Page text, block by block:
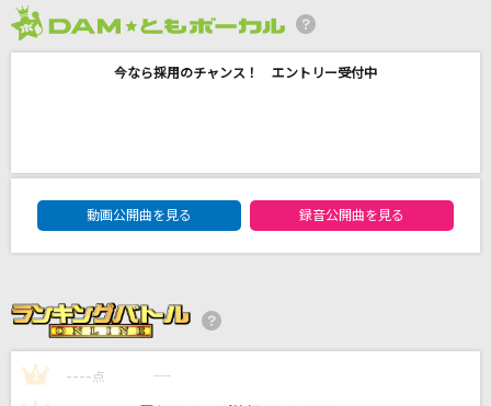
SPYAIR
スーパー・ヒーロー
back number
[生音]雨と僕の話
[良音]月光花
今なら採用のチャンス！ エントリー受付中
DAM★ともボーカルエントリーランキング
動画公開曲を見る
録音公開曲を見る
1 ---- 点 ----